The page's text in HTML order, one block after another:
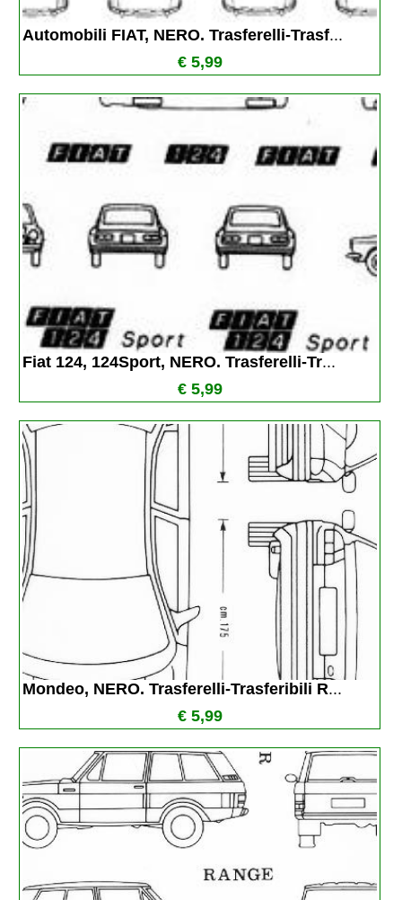
Automobili FIAT, NERO. Trasferelli-Trasf...
€ 5,99
Fiat 124, 124Sport, NERO. Trasferelli-Tr...
€ 5,99
Mondeo, NERO. Trasferelli-Trasferibili R...
€ 5,99